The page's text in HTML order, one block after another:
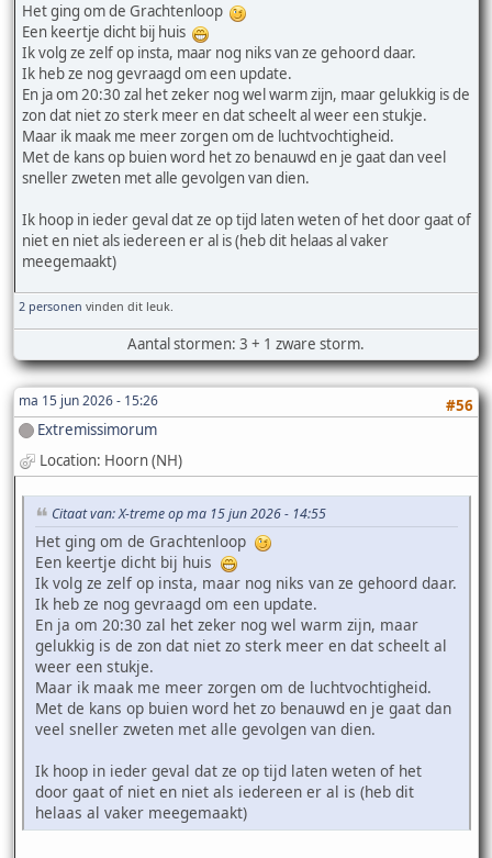
Het ging om de Grachtenloop
Een keertje dicht bij huis
Ik volg ze zelf op insta, maar nog niks van ze gehoord daar.
Ik heb ze nog gevraagd om een update.
En ja om 20:30 zal het zeker nog wel warm zijn, maar gelukkig is de
zon dat niet zo sterk meer en dat scheelt al weer een stukje.
Maar ik maak me meer zorgen om de luchtvochtigheid.
Met de kans op buien word het zo benauwd en je gaat dan veel
sneller zweten met alle gevolgen van dien.
Ik hoop in ieder geval dat ze op tijd laten weten of het door gaat of
niet en niet als iedereen er al is (heb dit helaas al vaker
meegemaakt)
2 personen vinden dit leuk.
Aantal stormen: 3 + 1 zware storm.
ma 15 jun 2026 - 15:26
#56
Extremissimorum
Location: Hoorn (NH)
Citaat van: X-treme op ma 15 jun 2026 - 14:55
Het ging om de Grachtenloop
Een keertje dicht bij huis
Ik volg ze zelf op insta, maar nog niks van ze gehoord daar.
Ik heb ze nog gevraagd om een update.
En ja om 20:30 zal het zeker nog wel warm zijn, maar
gelukkig is de zon dat niet zo sterk meer en dat scheelt al
weer een stukje.
Maar ik maak me meer zorgen om de luchtvochtigheid.
Met de kans op buien word het zo benauwd en je gaat dan
veel sneller zweten met alle gevolgen van dien.
Ik hoop in ieder geval dat ze op tijd laten weten of het
door gaat of niet en niet als iedereen er al is (heb dit
helaas al vaker meegemaakt)